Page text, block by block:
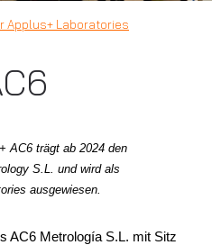
Applus+ Laboratories
AC6 trägt ab 2024 den
S.L. und wird als
ausgewiesen.
AC6 Metrología S.L. mit Sitz